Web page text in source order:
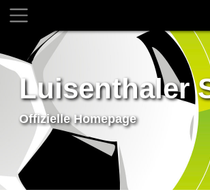
Luisenthaler
Offizielle Homepage